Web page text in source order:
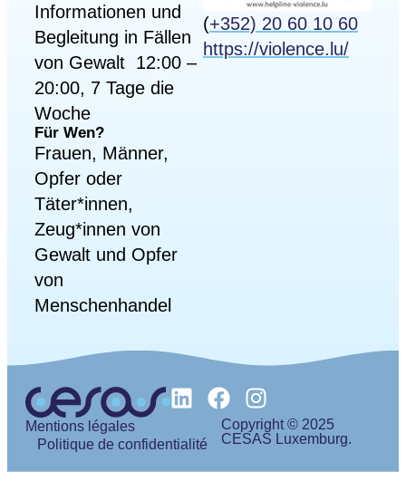
Informationen und
Begleitung in Fällen
von Gewalt 12:00 –
20:00, 7 Tage die
Woche
Für Wen?
Frauen, Männer,
Opfer oder
Täter*innen,
Zeug*innen von
Gewalt und Opfer
von
Menschenhandel
(+352) 20 60 10 60
https://violence.lu/
Copyright © 2025
CESAS Luxemburg.
Mentions légales
Politique de confidentialité